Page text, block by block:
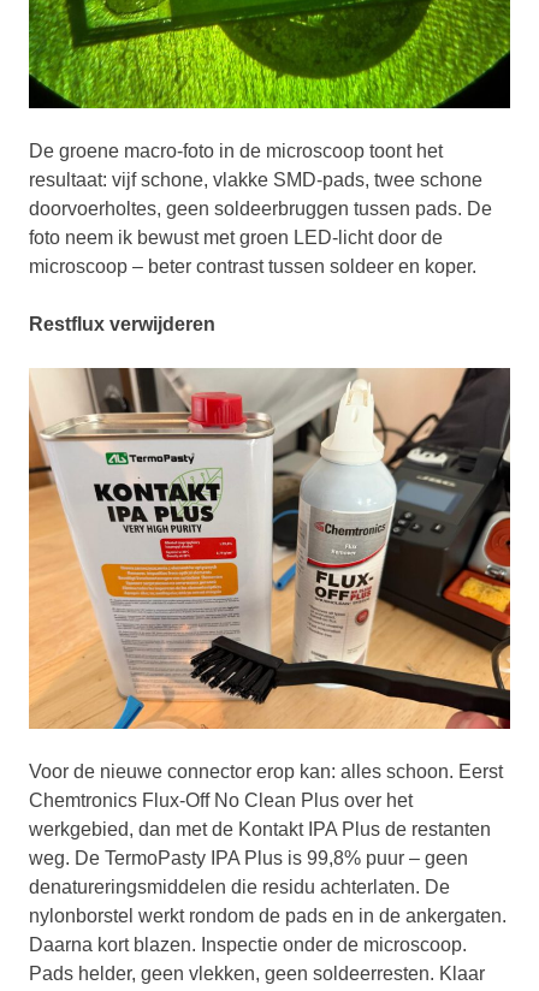
De groene macro-foto in de microscoop toont het
resultaat: vijf schone, vlakke SMD-pads, twee schone
doorvoerholtes, geen soldeerbruggen tussen pads. De
foto neem ik bewust met groen LED-licht door de
microscoop – beter contrast tussen soldeer en koper.
Restflux verwijderen
Voor de nieuwe connector erop kan: alles schoon. Eerst
Chemtronics Flux-Off No Clean Plus over het
werkgebied, dan met de Kontakt IPA Plus de restanten
weg. De TermoPasty IPA Plus is 99,8% puur – geen
denatureringsmiddelen die residu achterlaten. De
nylonborstel werkt rondom de pads en in de ankergaten.
Daarna kort blazen. Inspectie onder de microscoop.
Pads helder, geen vlekken, geen soldeerresten. Klaar